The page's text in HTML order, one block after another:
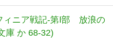
ィニア戦記-第Ⅰ部 放浪の
庫 か 68-32)